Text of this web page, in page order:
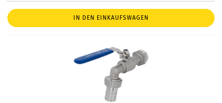
IN DEN EINKAUFSWAGEN